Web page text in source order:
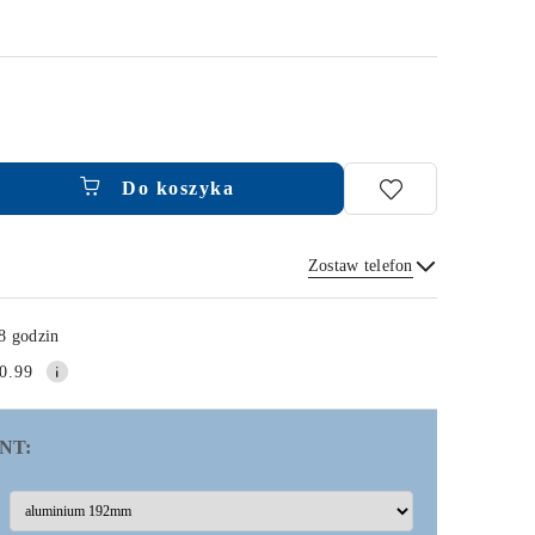
Do koszyka
Zostaw telefon
Wyślij
godzin